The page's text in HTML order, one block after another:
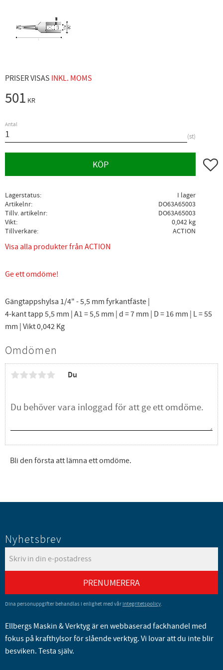
PRISER VISAS INKL. MOMS
501 KR
Antal
st
KÖP Lägg
Lagerstatus
I lager
Artikelnr
DO63A65003
Tillv. artikelnr
DO63A65003
Vikt
0,042 kg
Tillverkare
ACTION
Visa alla produkter från ACTION
Ge ett omdöme!
Gängtappshylsa 1/4" - 5,5 mm fyrkantfäste |
4-kant tapp 5,5 mm | A1 = 5,5 mm | d = 7 mm | D = 16 mm | L = 55
mm | Vikt 0,042 Kg
Omdömen
Du
Bli den första att lämna ett omdöme.
Nyhetsbrev
PRENUMERERA
Dina personuppgifter behandlas i enlighet med vår integritetspolicy.
Ellbergs Maskin & Verktyg är en webbaserad fackhandel med
fokus på krafthylsor för slående verktyg. Vi lovar att du inte blir
besviken. Testa själv.